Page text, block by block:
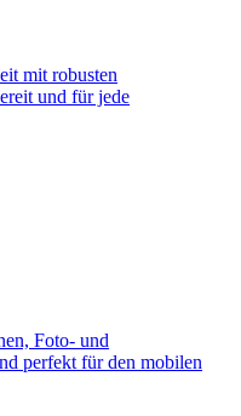
mit robusten
und für jede
Foto- und
perfekt für den mobilen